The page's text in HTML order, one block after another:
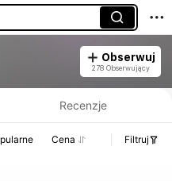
Obserwuj
278 Obserwujący
Recenzje
Cena Filtruj